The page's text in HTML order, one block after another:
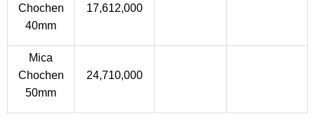
Chochen
40mm
17,612,000
Mica
Chochen
50mm
24,710,000